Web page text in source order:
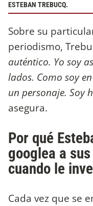
ESTEBAN TREBUCQ.
Sobre su
periodismo,
auténtico. Yo soy
lados. Como soy
un personaje. Soy
asegura.
Por qué
googlea a
cuando le
Cada vez que se